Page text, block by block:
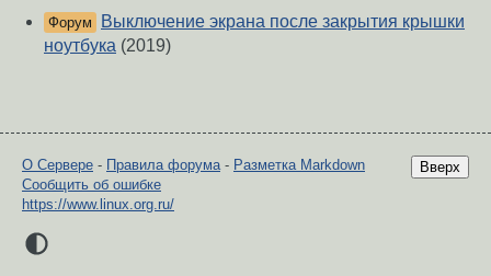
Форум
Выключение экрана после закрытия крышки
ноутбука (2019)
Вверх
О Сервере - Правила форума- Разметка Markdown
Сообщить об ошибке
https://www.linux.org.ru/